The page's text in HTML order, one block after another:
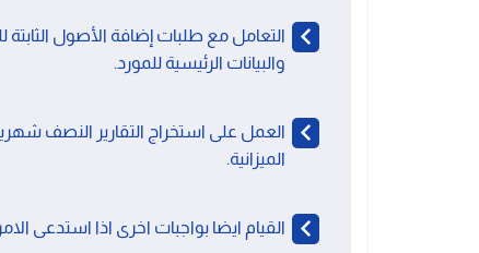
التعامل مع طلبات إضافة الأصول الثابتة
والبيانات الرئيسية للمورد.
العمل على استخراج التقارير النصف
الميزانية.
القيام ايضا بواجبات اخرى اذا استدعى